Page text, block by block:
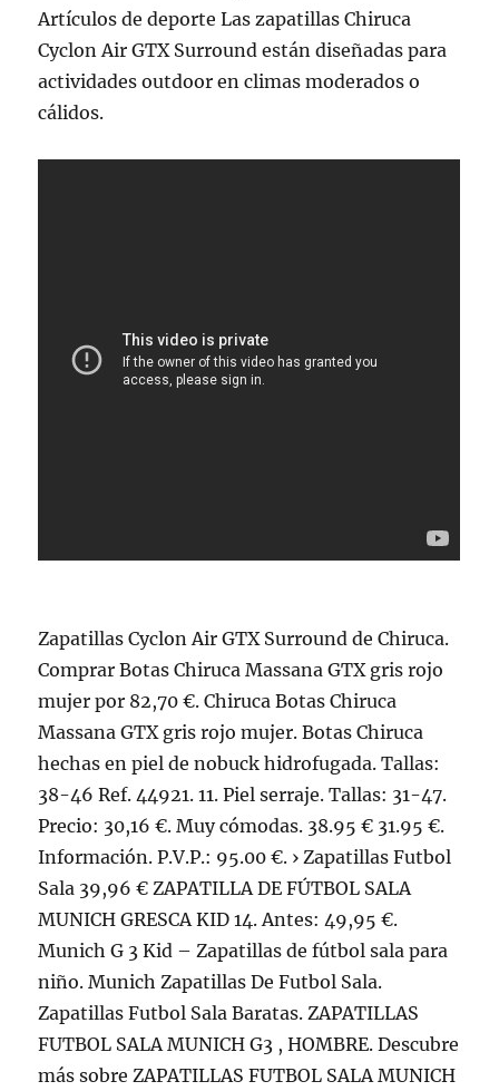
Artículos de deporte Las zapatillas Chiruca
Cyclon Air GTX Surround están diseñadas para
actividades outdoor en climas moderados o
cálidos.
Zapatillas Cyclon Air GTX Surround de Chiruca.
Comprar Botas Chiruca Massana GTX gris rojo
mujer por 82,70 €. Chiruca Botas Chiruca
Massana GTX gris rojo mujer. Botas Chiruca
hechas en piel de nobuck hidrofugada. Tallas:
38-46 Ref. 44921. 11. Piel serraje. Tallas: 31-47.
Precio: 30,16 €. Muy cómodas. 38.95 € 31.95 €.
Información. P.V.P.: 95.00 €. › Zapatillas Futbol
Sala 39,96 € ZAPATILLA DE FÚTBOL SALA
MUNICH GRESCA KID 14. Antes: 49,95 €.
Munich G 3 Kid – Zapatillas de fútbol sala para
niño. Munich Zapatillas De Futbol Sala.
Zapatillas Futbol Sala Baratas. ZAPATILLAS
FUTBOL SALA MUNICH G3 , HOMBRE. Descubre
más sobre ZAPATILLAS FUTBOL SALA MUNICH